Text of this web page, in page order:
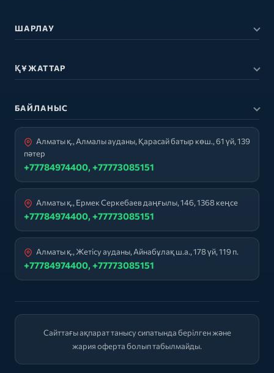
ШАРЛАУ
ҚҰЖАТТАР
БАЙЛАНЫС
Алматы қ., Алмалы ауданы, Қарасай батыр көш., 61 үй, 139
пәтер
+77784974400, +77773085151
Алматы қ., Ермек Серкебаев даңғылы, 146, 1368 кеңсе
+77784974400, +77773085151
Алматы қ., Жетісу ауданы, Айнабұлақ ш.а., 178 үй, 119 п.
+77784974400, +77773085151
Сайттағы ақпарат танысу сипатында берілген және
жария оферта болып табылмайды.